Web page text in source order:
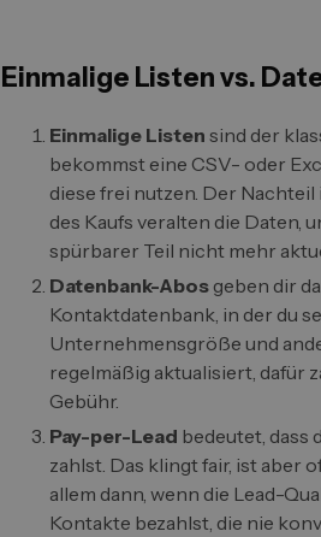
Einmalige Listen vs.
Einmalige Listen sind der
bekommst eine CSV- oder
diese frei nutzen. Der
des Kaufs veralten die Daten,
spürbarer Teil nicht mehr
Datenbank-Abos geben dir
Kontaktdatenbank, in der du
Unternehmensgröße und
regelmäßig aktualisiert, dafür
Gebühr.
Pay-per-Lead bedeutet, dass
zahlst. Das klingt fair, ist aber
allem dann, wenn die Lead-
Kontakte bezahlst, die nie